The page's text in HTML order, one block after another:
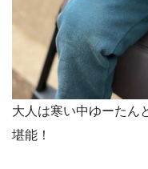
大人は寒い中ゆーたん
堪能！